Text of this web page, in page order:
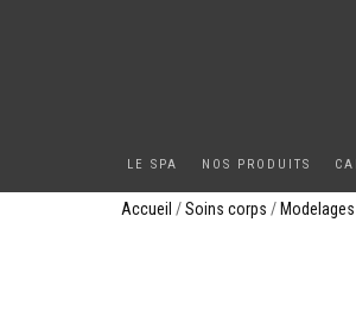
LE SPA NOS PRODUITS
Accueil /Soins corps /